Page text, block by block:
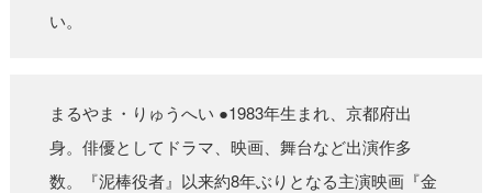
い。
まるやま・りゅうへい ●1983年生まれ、京都府出
身。俳優としてドラマ、映画、舞台など出演作多
数。『泥棒役者』以来約8年ぶりとなる主演映画『金